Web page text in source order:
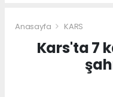
Anasayfa KARS
Kars'ta 7